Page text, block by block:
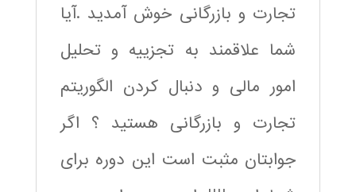
تجارت و بازرگانی خوش آمدید .آیا
شما علاقمند به تجزییه و تحلیل
امور مالی و دنبال کردن الگوریتم
تجارت و بازرگانی هستید ؟ اگر
جوابتان مثبت است این دوره برای